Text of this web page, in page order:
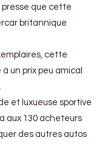
presse que cette
britannique
cette
un prix peu amical
et luxueuse sportive
aux 130 acheteurs
des autres autos